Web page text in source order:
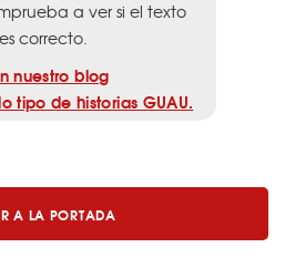
a ver si el texto
correcto.
nuestro blog
tipo de historias GUAU.
A LA PORTADA